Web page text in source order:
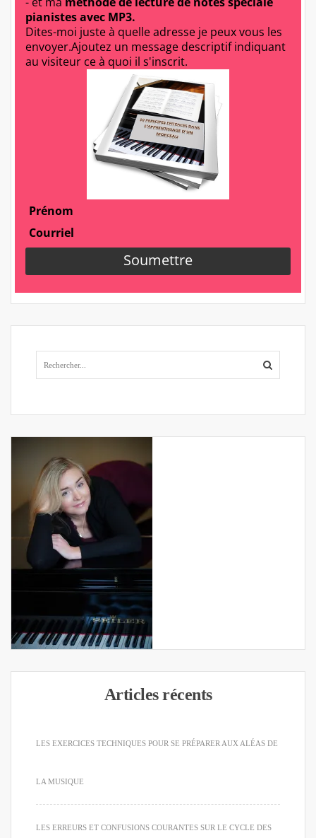
Articles récents
LES EXERCICES TECHNIQUES POUR SE PRÉPARER AUX ALÉAS DE
LA MUSIQUE
LES ERREURS ET CONFUSIONS COURANTES SUR LE CYCLE DES